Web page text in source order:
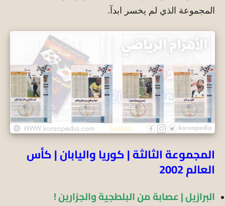
المجموعة الذي لم يخسر ابدآ.
المجموعة الثالثة | كوريا واليابان | كأس
العالم 2002
البرازيل | عصابة من البلطجية والجزارين !